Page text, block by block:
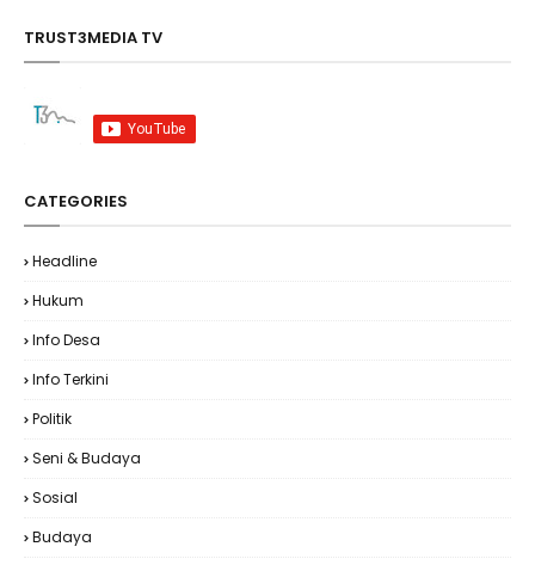
TRUST3MEDIA TV
CATEGORIES
Headline
Hukum
Info Desa
Info Terkini
Politik
Seni & Budaya
Sosial
Budaya